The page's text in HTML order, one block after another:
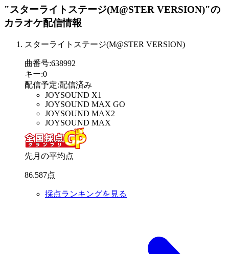
"スターライトステージ(M@STER VERSION)"の
カラオケ配信情報
スターライトステージ(M@STER VERSION)
曲番号:638992
キー:0
配信予定:配信済み
JOYSOUND X1
JOYSOUND MAX GO
JOYSOUND MAX2
JOYSOUND MAX
先月の平均点
86.587点
採点ランキングを見る